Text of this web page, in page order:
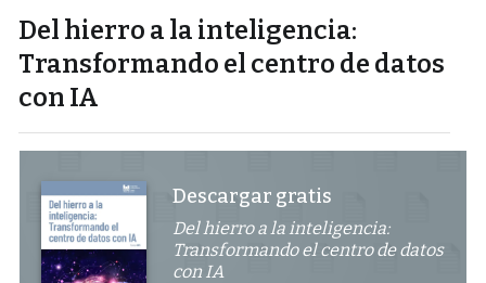
Del hierro a la inteligencia:
Transformando el centro de datos
con IA
Descargar gratis
Del hierro a la inteligencia:
Transformando el centro de datos
con IA